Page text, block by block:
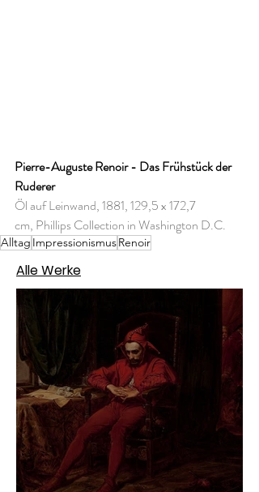
Pierre-Auguste Renoir - Das Frühstück der
Ruderer
Öl auf Leinwand, 1881, 129,5 x 172,7
cm, Phillips Collection in Washington D.C.
Alltag ImpressionismusRenoir
Alle Werke